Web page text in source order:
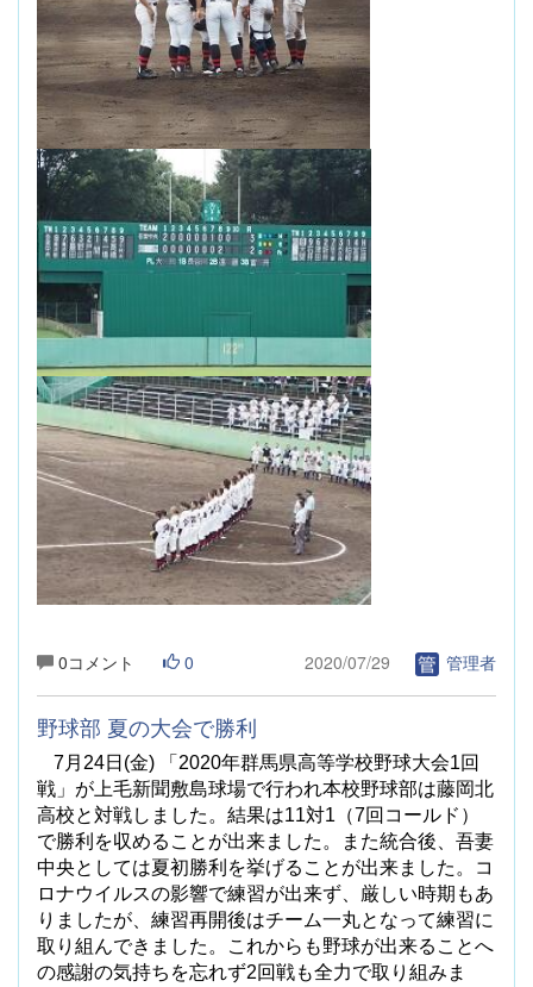
0コメント 0 2020/07/29 管理者
野球部 夏の大会で勝利
7月 24日 (金) 「 2020年群馬県高等学校野球大会1回
戦」が上毛新聞敷島球場で行われ本校野球部は藤岡北
高校と対戦しました。結果は11対1 （7回コールド）
で勝利を収めることが出来ました。また統合後、吾妻
中央としては夏初勝利を挙げることが出来ました。コ
ロナウイルスの影響で練習が出来ず、厳しい時期もあ
りましたが、練習再開後はチーム一丸となって練習に
取り組んできました。これからも野球が出来ることへ
の感謝の気持ちを忘れず2回戦も全力で取り組みま